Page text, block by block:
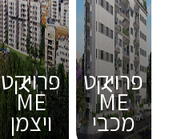
פרויקט
ME
מכבי
פרויקט
ME
ויצמן